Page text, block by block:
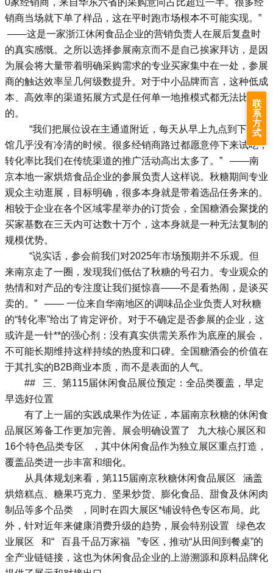
0家经销商，来自华东六省的采购意向占比超过一半。很多经
销商当场就下单了样品，这在平时跑市场根本不可能实现。”
——这是一家浙江休闲食品企业的营销负责人在展后复盘时
的真实感慨。之所以选择参展南京而不是自己挨家拜访，是因
为展会将大量带着明确采购需求的专业买家集中在一处，参展
商的触达效率呈几何级数提升。对于中小品牌而言，这种低成
本、高效率的渠道拓展方式是任何单一地推模式都无法比拟
的。
“我们把展位设在主通道附近，每天从早上九点到下午闭
馆几乎没有冷清的时候。很多经销商路过都愿意停下来试吃，
转化率比我们在传统渠道的推广活动高出太多了。” ——南
京本地一家烘焙食品企业的参展负责人这样说。秋糖期间专业
观众主动逛展，目标明确，很多本身就是带着选品任务来的。
相较于企业在各个区域零星举办的订货会，全国糖酒会聚拢的
买家基数在三天内可达数十万个，这本身就是一种无法复制的
规模优势。
“说实话，参会前我们对2025年市场预期并不乐观。但
来南京走了一圈，发现我们低估了秋糖的号召力。专业观众的
热情和对产品的专注度让我们挺惊喜——不是看热闹，是谈买
卖的。” —— 一位来自华南地区的调味品企业负责人对秋糖
的“转化率”给出了肯定评价。对于不确定是否参展的企业，这
或许是一针**的强心剂：没有真实供需关系作为底座的展会，
不可能长期维持这样持续的热度和口碑。全国糖酒会的价值在
于其扎实的B2B商业本质，而不是表面的人气。
## 三、第115届休闲食品展位预定：全品类覆盖，早定
早选好位置
有了上一届的实践成果作为佐证，本届南京秋糖的休闲食
品展区筹备工作更加完善。展会明确设置了 九大核心展区和
16个特色品类专区 ，其中休闲食品作为独立展区重点打造，
覆盖品类进一步丰富和细化。
从具体规划来看，第115届南京秋糖休闲食品展区 涵盖
烘焙糕点、糖果巧克力、坚果炒货、膨化食品、甜食及休闲肉
制品等多个品类 ，同时在四大展区*铺设特色专区布局。此
外，针对近年来健康消费升级的趋势，展会特别设置 绿色农
业展区 和“ 百县千品万家福 ”专区，推动“从田间到餐桌”的
全产业链链接，这也为休闲食品企业的上游溯源和原料品牌化
联
系
方
式